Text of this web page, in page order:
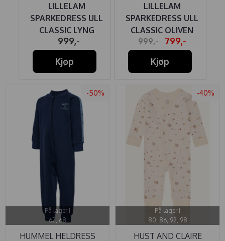
LILLELAM
SPARKEDRESS ULL
CLASSIC LYNG
999,-
Kjøp
LILLELAM
SPARKEDRESS ULL
CLASSIC OLIVEN
999,-
799,-
Kjøp
-50%
På lager i
62, 68
HUMMEL HELDRESS
-40%
På lager i
80, 86, 92, 98
HUST AND CLAIRE